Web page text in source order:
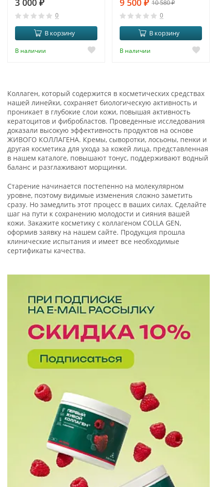
3 000 ₽
0
В корзину
В наличии
9 500 ₽ 10 580₽
0
В корзину
В наличии
Коллаген, который содержится в косметических средствах
нашей линейки, сохраняет биологическую активность и
проникает в глубокие слои кожи, повышая активность
кератоцитов и фибробластов. Проведенные исследования
доказали высокую эффективность продуктов на основе
ЖИВОГО КОЛЛАГЕНА. Кремы, сыворотки, лосьоны, пенки и
другая косметика для ухода за кожей лица, представленная
в нашем каталоге, повышают тонус, поддерживают водный
баланс и разглаживают морщинки.
Старение начинается постепенно на молекулярном
уровне, поэтому видимые изменения сложно заметить
сразу. Но замедлить этот процесс в ваших силах. Сделайте
шаг на пути к сохранению молодости и сияния вашей
кожи. Закажите косметику с коллагеном COLLA GEN,
оформив заявку на нашем сайте. Продукция прошла
клинические испытания и имеет все необходимые
сертификаты качества.